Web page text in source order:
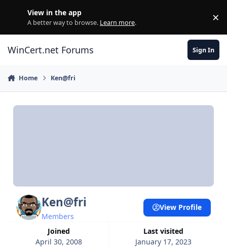
View in the app
A better way to browse. Learn more. ×
WinCert.net Forums Sign In
Home Ken@fri
Ken@fri
Members
Joined
April 30, 2008
Last visited
January 17, 2023
View Profile